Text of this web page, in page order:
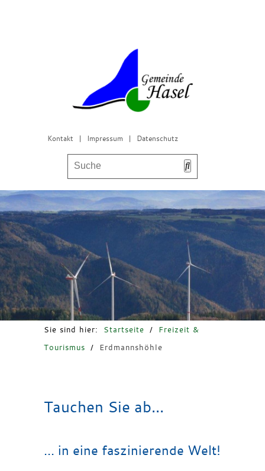
Kontakt | Impressum | Datenschutz
Bürgerservice & Gemeinderat
Leben in Hasel
Freizeit & Tourismus
Sie sind hier: Startseite /
Freizeit &
Tourismus
/ Erdmannshöhle
Tauchen Sie ab...
... in eine faszinierende Welt!